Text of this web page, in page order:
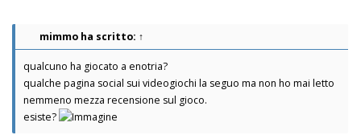
mimmo ha scritto: ↑
qualcuno ha giocato a enotria?
qualche pagina social sui videogiochi la seguo ma non ho mai letto
nemmeno mezza recensione sul gioco.
esiste?